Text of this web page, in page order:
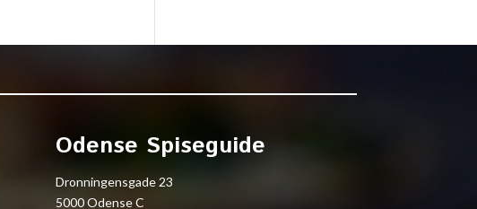
Odense Spiseguide
Dronningensgade 23
5000 Odense C